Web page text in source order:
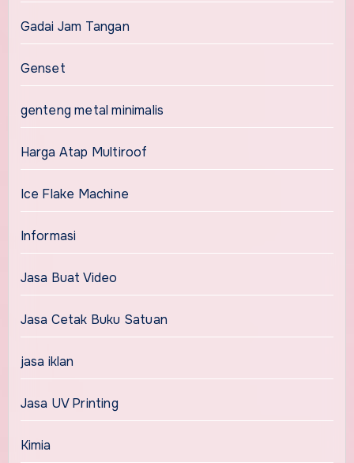
Gadai Jam Tangan
Genset
genteng metal minimalis
Harga Atap Multiroof
Ice Flake Machine
Informasi
Jasa Buat Video
Jasa Cetak Buku Satuan
jasa iklan
Jasa UV Printing
Kimia